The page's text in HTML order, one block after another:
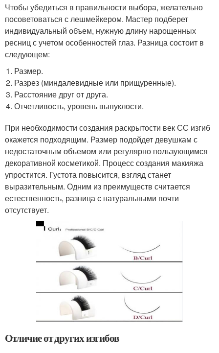
Чтобы убедиться в правильности выбора, желательно
посоветоваться с лешмейкером. Мастер подберет
индивидуальный объем, нужную длину нарощенных
ресниц с учетом особенностей глаз. Разница состоит в
следующем:
Размер.
Разрез (миндалевидные или прищуренные).
Расстояние друг от друга.
Отчетливость, уровень выпуклости.
При необходимости создания раскрытости век СС изгиб
окажется подходящим. Размер подойдет девушкам с
недостаточным объемом или регулярно пользующимся
декоративной косметикой. Процесс создания макияжа
упростится. Густота повысится, взгляд станет
выразительным. Одним из преимуществ считается
естественность, разница с натуральными почти
отсутствует.
Отличие от других изгибов